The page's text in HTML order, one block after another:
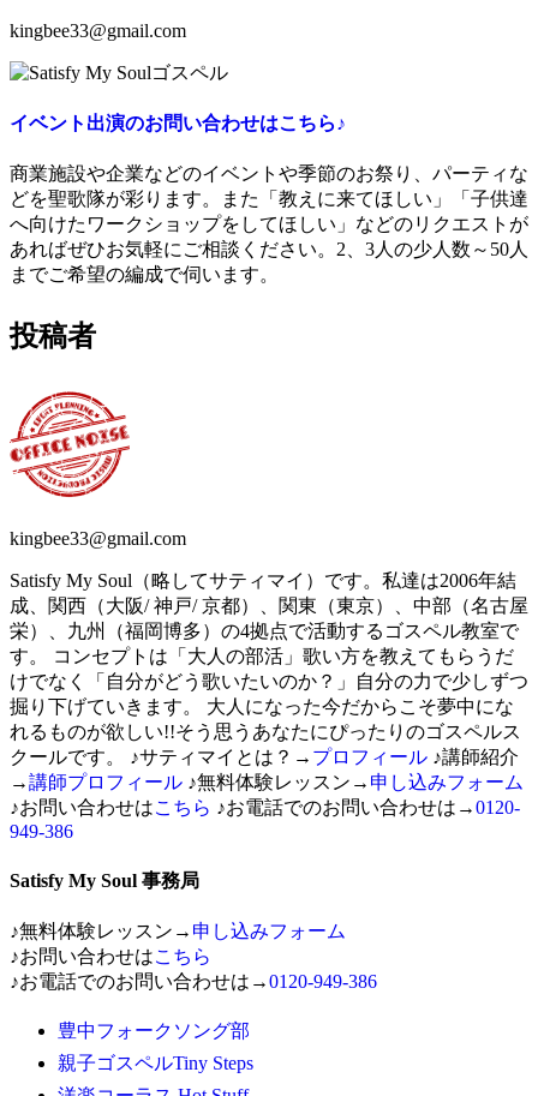
kingbee33@gmail.com
イベント出演のお問い合わせはこちら♪
商業施設や企業などのイベントや季節のお祭り、パーティな
どを聖歌隊が彩ります。また「教えに来てほしい」「子供達
へ向けたワークショップをしてほしい」などのリクエストが
あればぜひお気軽にご相談ください。2、3人の少人数～50人
までご希望の編成で伺います。
投稿者
kingbee33@gmail.com
Satisfy My Soul（略してサティマイ）です。私達は2006年結
成、関西（大阪/ 神戸/ 京都）、関東（東京）、中部（名古屋
栄）、九州（福岡博多）の4拠点で活動するゴスペル教室で
す。 コンセプトは「大人の部活」歌い方を教えてもらうだ
けでなく「自分がどう歌いたいのか？」自分の力で少しずつ
掘り下げていきます。 大人になった今だからこそ夢中にな
れるものが欲しい!!そう思うあなたにぴったりのゴスペルス
クールです。 ♪サティマイとは？→ プロフィール ♪講師紹介
→講師プロフィール ♪無料体験レッスン→ 申し込みフォーム
♪お問い合わせはこちら ♪お電話でのお問い合わせは→0120-
949-386
Satisfy My Soul 事務局
♪無料体験レッスン→ 申し込みフォーム
♪お問い合わせはこちら
♪お電話でのお問い合わせは→0120-949-386
豊中フォークソング部
親子ゴスペルTiny Steps